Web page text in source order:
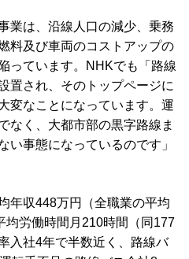
業は、沿線人口の減少、乗務
料及び車両のコストアップの
っています。NHKでも「路線
置され、そのトップページに
変なことになっています。運
なく、大都市部の黒字路線ま
い事態になっているのです」
年収448万円（全職業の平均
均労働時間月210時間（同177
入社4年で半数近く、路線バ